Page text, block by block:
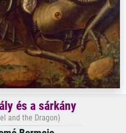
és a sárkány
and the Dragon)